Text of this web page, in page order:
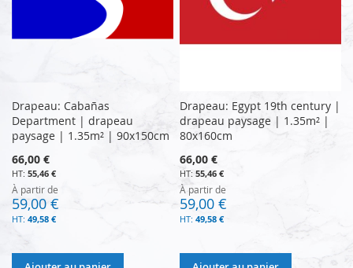
Drapeau: Cabañas
Department | drapeau
paysage | 1.35m² | 90x150cm
66,00 €
55,46 €
À partir de
59,00 €
49,58 €
Drapeau: Egypt 19th century |
drapeau paysage | 1.35m² |
80x160cm
66,00 €
55,46 €
À partir de
59,00 €
49,58 €